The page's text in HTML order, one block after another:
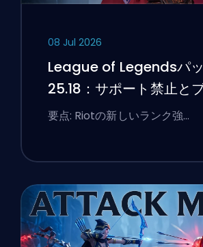
08 Jul 2026
League of Legendsパ
25.18：サポート禁止と
ィングのフラグ
要点: Riotの新しいランク強…